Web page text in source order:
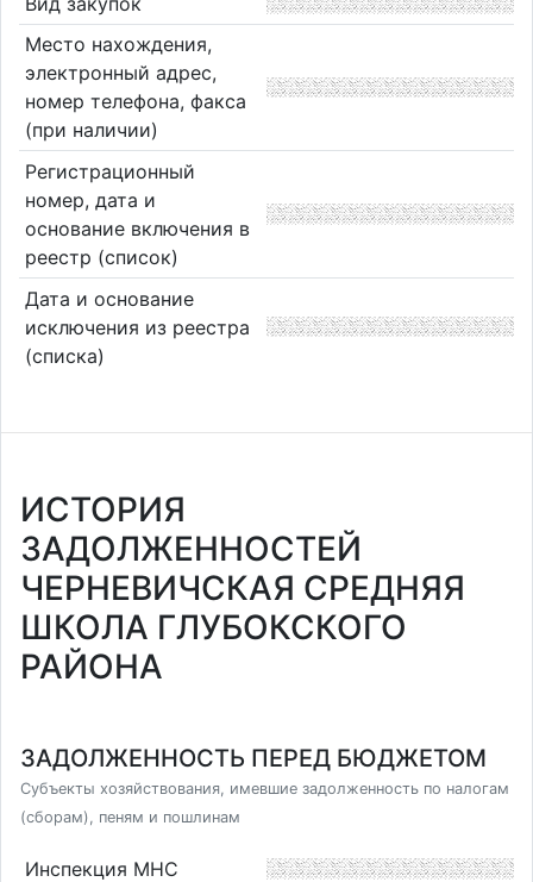
Место нахождения,
электронный адрес,
номер телефона, факса
(при наличии)
Регистрационный
номер, дата и
основание включения в
реестр (список)
Дата и основание
исключения из реестра
(списка)
ИСТОРИЯ
ЗАДОЛЖЕННОСТЕЙ
ЧЕРНЕВИЧСКАЯ СРЕДНЯЯ
ШКОЛА ГЛУБОКСКОГО
РАЙОНА
ЗАДОЛЖЕННОСТЬ ПЕРЕД БЮДЖЕТОМ
Субъекты хозяйствования, имевшие задолженность по налогам
(сборам), пеням и пошлинам
Инспекция МНС